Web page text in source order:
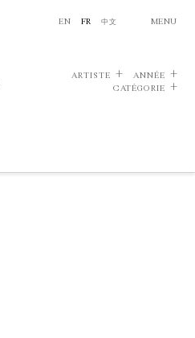
EN FR 中文 MENU
ARTISTE
ANNÉE
CATÉGORIE